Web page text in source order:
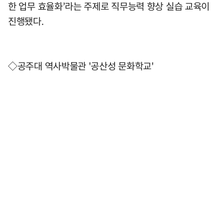
한 업무 효율화’라는 주제로 직무능력 향상 실습 교육이
진행됐다.
◇공주대 역사박물관 '공산성 문화학교'